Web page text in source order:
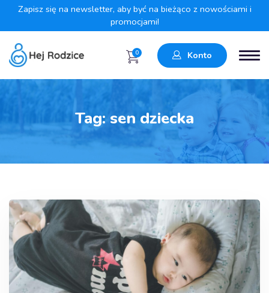
Zapisz się na newsletter, aby być na bieżąco z nowościami i
promocjami!
0 Konto
Tag:sen dziecka